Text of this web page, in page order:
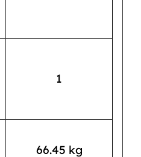
1
66.45 kg